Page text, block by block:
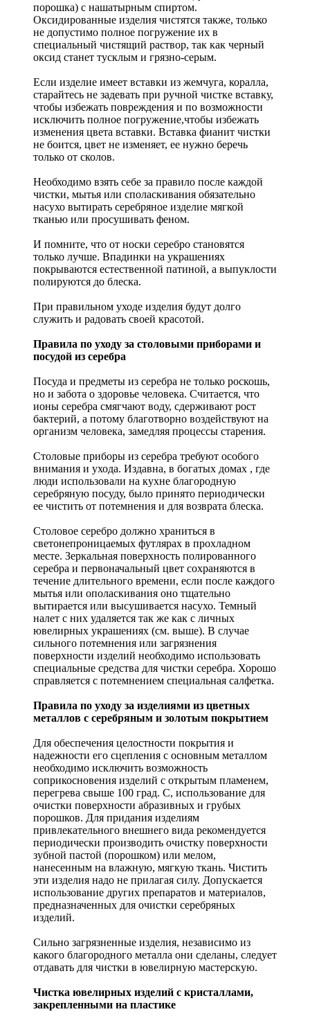
порошка) с нашатырным спиртом.
Оксидированные изделия чистятся также, только
не допустимо полное погружение их в
специальный чистящий раствор, так как черный
оксид станет тусклым и грязно-серым.
Если изделие имеет вставки из жемчуга, коралла,
старайтесь не задевать при ручной чистке вставку,
чтобы избежать повреждения и по возможности
исключить полное погружение,чтобы избежать
изменения цвета вставки. Вставка фианит чистки
не боится, цвет не изменяет, ее нужно беречь
только от сколов.
Необходимо взять себе за правило после каждой
чистки, мытья или споласкивания обязательно
насухо вытирать серебряное изделие мягкой
тканью или просушивать феном.
И помните, что от носки серебро становятся
только лучше. Впадинки на украшениях
покрываются естественной патиной, а выпуклости
полируются до блеска.
При правильном уходе изделия будут долго
служить и радовать своей красотой.
Правила по уходу за столовыми приборами и
посудой из серебра
Посуда и предметы из серебра не только роскошь,
но и забота о здоровье человека. Считается, что
ионы серебра смягчают воду, сдерживают рост
бактерий, а потому благотворно воздействуют на
организм человека, замедляя процессы старения.
Столовые приборы из серебра требуют особого
внимания и ухода. Издавна, в богатых домах , где
люди использовали на кухне благородную
серебряную посуду, было принято периодически
ее чистить от потемнения и для возврата блеска.
Столовое серебро должно храниться в
светонепроницаемых футлярах в прохладном
месте. Зеркальная поверхность полированного
серебра и первоначальный цвет сохраняются в
течение длительного времени, если после каждого
мытья или ополаскивания оно тщательно
вытирается или высушивается насухо. Темный
налет с них удаляется так же как с личных
ювелирных украшениях (см. выше). В случае
сильного потемнения или загрязнения
поверхности изделий необходимо использовать
специальные средства для чистки серебра. Хорошо
справляется с потемнением специальная салфетка.
Правила по уходу за изделиями из цветных
металлов с серебряным и золотым покрытием
Для обеспечения целостности покрытия и
надежности его сцепления с основным металлом
необходимо исключить возможность
соприкосновения изделий с открытым пламенем,
перегрева свыше 100 град. С, использование для
очистки поверхности абразивных и грубых
порошков. Для придания изделиям
привлекательного внешнего вида рекомендуется
периодически производить очистку поверхности
зубной пастой (порошком) или мелом,
нанесенным на влажную, мягкую ткань. Чистить
эти изделия надо не прилагая силу. Допускается
использование других препаратов и материалов,
предназначенных для очистки серебряных
изделий.
Сильно загрязненные изделия, независимо из
какого благородного металла они сделаны, следует
отдавать для чистки в ювелирную мастерскую.
Чистка ювелирных изделий с кристаллами,
закрепленными на пластике